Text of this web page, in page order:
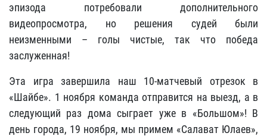
эпизода потребовали дополнительного
видеопросмотра, но решения судей были
неизменными – голы чистые, так что победа
заслуженная!
Эта игра завершила наш 10-матчевый отрезок в
«Шайбе». 1 ноября команда отправится на выезд, а в
следующий раз дома сыграет уже в «Большом»! В
день города, 19 ноября, мы примем «Салават Юлаев»,